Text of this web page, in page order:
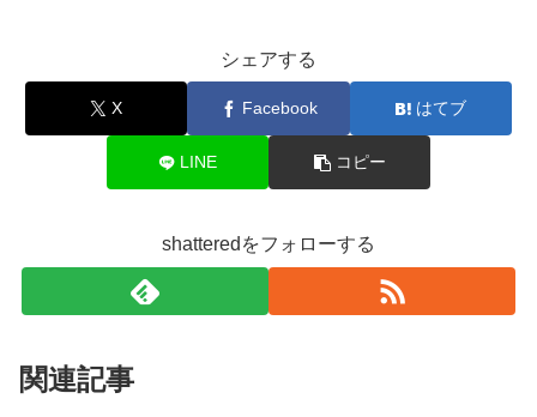
シェアする
X Facebook はてブ
LINE コピー
shatteredをフォローする
関連記事